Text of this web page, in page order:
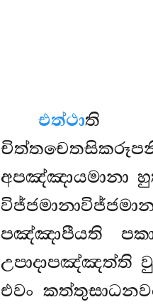
එත්ථා
අපඤ්ඤායමානා
පඤ්ඤාපීයති
උපාදාපඤ්ඤත්ති
එවං